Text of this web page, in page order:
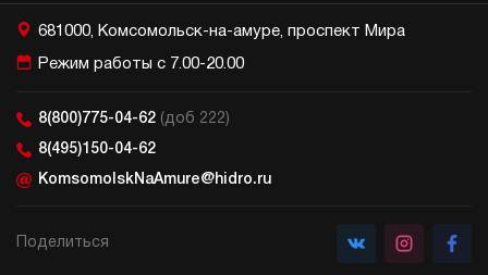
681000, Комсомольск-на-амуре, проспект Мира
Режим работы с 7.00-20.00
8(800)775-04-62 (доб 222)
8(495)150-04-62
KomsomolskNaAmure@hidro.ru
Поделиться